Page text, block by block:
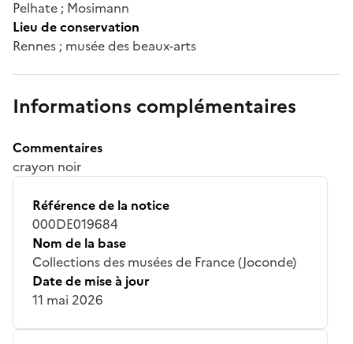
Pelhate ; Mosimann
Lieu de conservation
Rennes ; musée des beaux-arts
Informations complémentaires
Commentaires
crayon noir
Référence de la notice
000DE019684
Nom de la base
Collections des musées de France (Joconde)
Date de mise à jour
11 mai 2026